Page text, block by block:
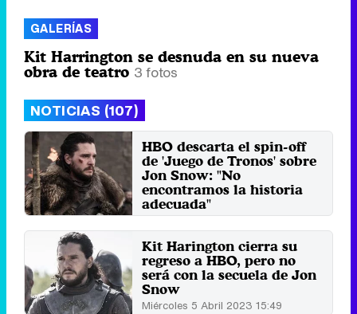
GALERÍAS
Kit Harrington se desnuda en su nueva
obra de teatro 3 fotos
NOTICIAS (107)
HBO descarta el spin-off
de 'Juego de Tronos' sobre
Jon Snow: "No
encontramos la historia
adecuada"
Miércoles 10 Abril 2024 18:18
Kit Harington cierra su
regreso a HBO, pero no
será con la secuela de Jon
Snow
Miércoles 5 Abril 2023 15:49